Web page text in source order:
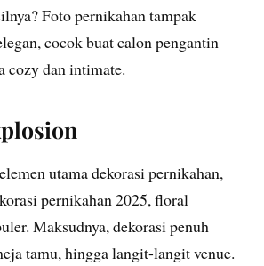
Foto pernikahan tampak
cocok buat calon pengantin
cozy dan intimate.
utama dekorasi pernikahan,
pernikahan 2025, floral
Maksudnya, dekorasi penuh
tamu, hingga langit-langit venue.